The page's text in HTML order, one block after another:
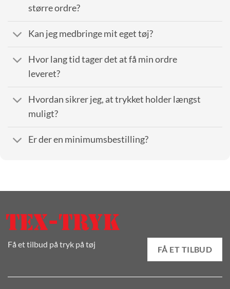
større ordre?
Kan jeg medbringe mit eget tøj?
Hvor lang tid tager det at få min ordre
leveret?
Hvordan sikrer jeg, at trykket holder længst
muligt?
Er der en minimumsbestilling?
Få et tilbud på tryk på tøj
FÅ ET TILBUD